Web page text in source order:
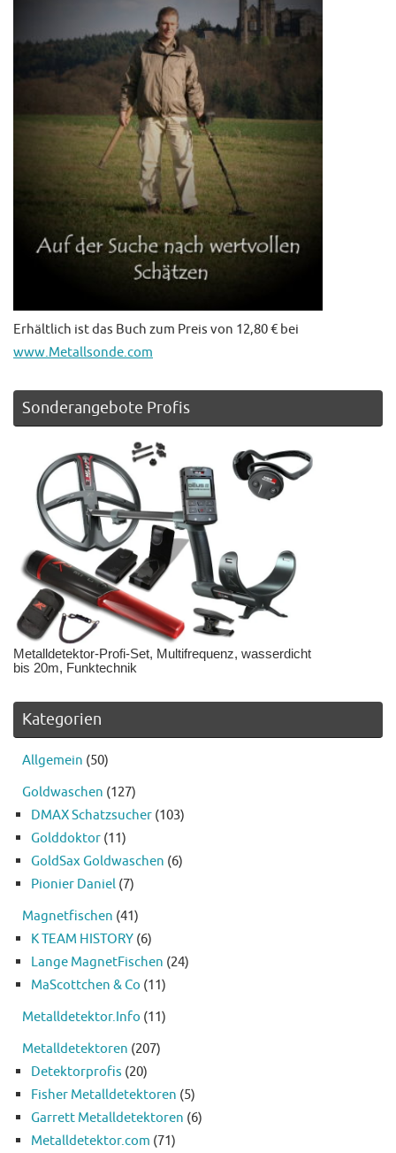
Erhältlich ist das Buch zum Preis von 12,80 € bei
www.Metallsonde.com
Sonderangebote Profis
Metalldetektor-Profi-Set, Multifrequenz, wasserdicht
bis 20m, Funktechnik
Kategorien
Allgemein (50)
Goldwaschen (127)
DMAX Schatzsucher (103)
Golddoktor (11)
GoldSax Goldwaschen (6)
Pionier Daniel (7)
Magnetfischen (41)
K TEAM HISTORY (6)
Lange MagnetFischen (24)
MaScottchen & Co (11)
Metalldetektor.Info (11)
Metalldetektoren (207)
Detektorprofis (20)
Fisher Metalldetektoren (5)
Garrett Metalldetektoren (6)
Metalldetektor.com (71)